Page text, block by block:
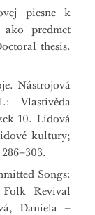
piesne k
ako predmet
thesis.
Nástrojová
Vlastivěda
10. Lidová
kultury;
Songs:
Revival
Daniela –